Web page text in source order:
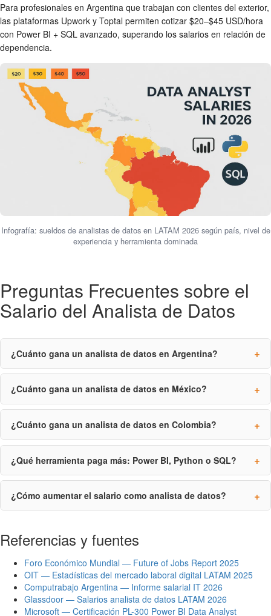
Para profesionales en Argentina que trabajan con clientes del exterior,
las plataformas Upwork y Toptal permiten cotizar $20–$45 USD/hora
con Power BI + SQL avanzado, superando los salarios en relación de
dependencia.
Infografía: sueldos de analistas de datos en LATAM 2026 según país, nivel de
experiencia y herramienta dominada
Preguntas Frecuentes sobre el
Salario del Analista de Datos
¿Cuánto gana un analista de datos en Argentina?
¿Cuánto gana un analista de datos en México?
¿Cuánto gana un analista de datos en Colombia?
¿Qué herramienta paga más: Power BI, Python o SQL?
¿Cómo aumentar el salario como analista de datos?
Referencias y fuentes
Foro Económico Mundial — Future of Jobs Report 2025
OIT — Estadísticas del mercado laboral digital LATAM 2025
Computrabajo Argentina — Informe salarial IT 2026
Glassdoor — Salarios analista de datos LATAM 2026
Microsoft — Certificación PL-300 Power BI Data Analyst